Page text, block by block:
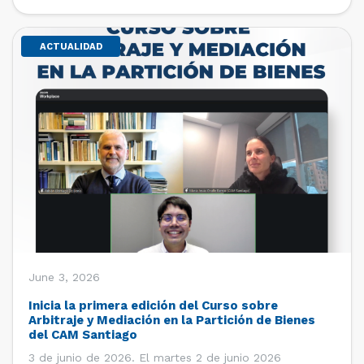
de estudiantes de […]
ACTUALIDAD
June 3, 2026
Inicia la primera edición del Curso sobre
Arbitraje y Mediación en la Partición de Bienes
del CAM Santiago
3 de junio de 2026. El martes 2 de junio 2026